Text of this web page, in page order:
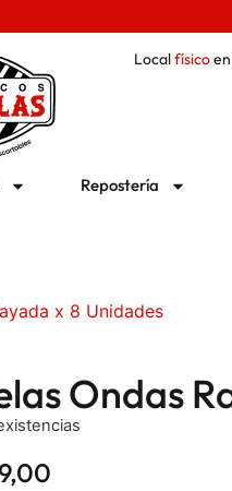
Localfísicoen
Repostería
x 8 Unidades
Ondas